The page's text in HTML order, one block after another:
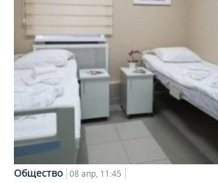
Общество 08 апр, 11:45